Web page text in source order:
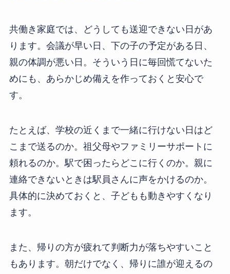
共働き家庭では、どうしても送迎できない日があ
ります。会議が早い日、下の子の予定がある日、
親の体調が悪い日。そういう日に毎回慌てないた
めにも、あらかじめ備えを作っておくと安心で
す。
たとえば、学校の近くまで一緒に行けない日はど
こまで送るのか。祖父母やファミリーサポートに
頼れるのか。駅で困ったらどこに行くのか。親に
連絡できないときは駅員さんに声をかけるのか。
具体的に決めておくと、子どもも動きやすくなり
ます。
また、帰りの方が疲れて判断力が落ちやすいこと
もあります。朝だけでなく、帰りに誰が迎えるの